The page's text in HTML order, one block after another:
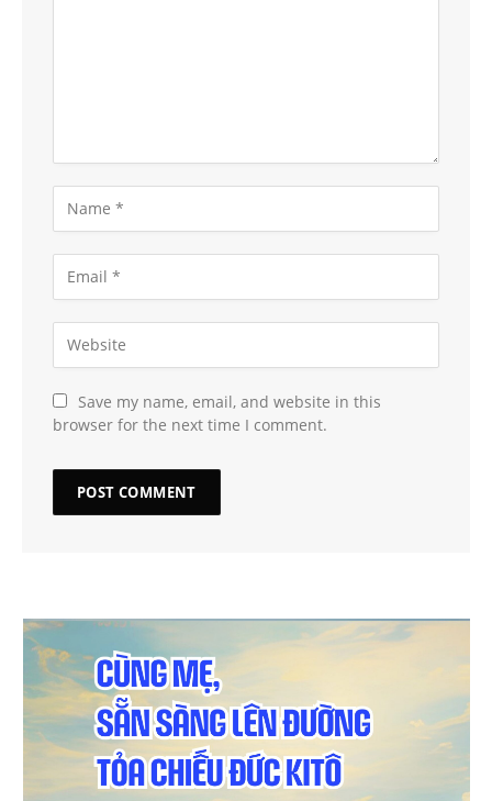
Save my name, email, and website in this
browser for the next time I comment.